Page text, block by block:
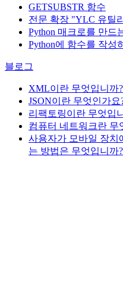
GETSUBSTR 함수
전문 확장 "YLC 유틸
Python 매크로를 만드
Python에 함수를 작성
블로그
XML이란 무엇입니까?
JSON이란 무엇인가요
리팩토링이란 무엇입
컴퓨터 네트워크란 무
사용자가 모바일 장치
는 방법은 무엇입니까?